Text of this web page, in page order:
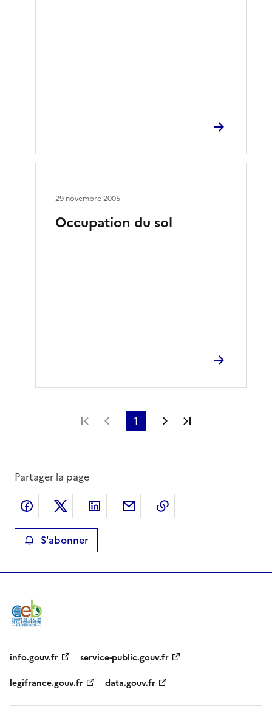
Occupation du sol
29 novembre 2005
Première page
Page précédente
1 Page suivante
Partager la page
Partager sur Facebook
Partager sur XPartager sur LinkedIn
Partager par email
S'abonner
info.gouv.fr
service-public.gouv.fr
legifrance.gouv.fr
data.gouv.fr